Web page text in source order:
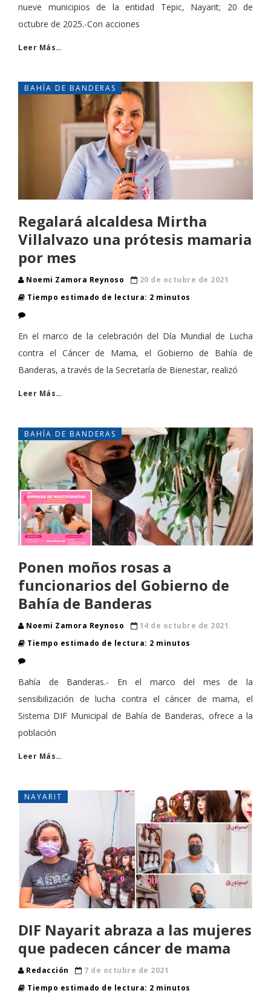
nueve municipios de la entidad Tepic, Nayarit; 20 de
octubre de 2025.-Con acciones
Leer Más…
BAHÍA DE BANDERAS
Regalará alcaldesa Mirtha
Villalvazo una prótesis mamaria
por mes
Noemi Zamora Reynoso
20 de octubre de 2021
Tiempo estimado de lectura: 2 minutos
En el marco de la celebración del Día Mundial de Lucha
contra el Cáncer de Mama, el Gobierno de Bahía de
Banderas, a través de la Secretaría de Bienestar, realizó
Leer Más…
BAHÍA DE BANDERAS
Ponen moños rosas a
funcionarios del Gobierno de
Bahía de Banderas
Noemi Zamora Reynoso
14 de octubre de 2021
Tiempo estimado de lectura: 2 minutos
Bahía de Banderas.- En el marco del mes de la
sensibilización de lucha contra el cáncer de mama, el
Sistema DIF Municipal de Bahía de Banderas, ofrece a la
población
Leer Más…
NAYARIT
DIF Nayarit abraza a las mujeres
que padecen cáncer de mama
Redacción
7 de octubre de 2021
Tiempo estimado de lectura: 2 minutos